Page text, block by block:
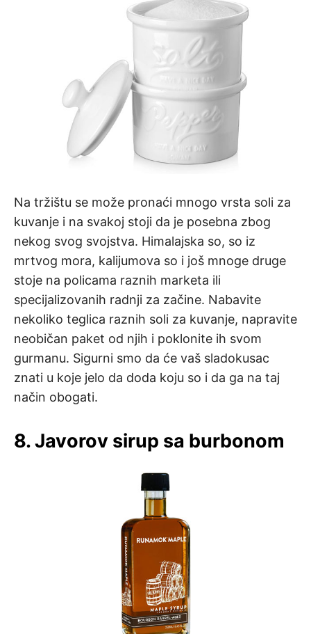
Na tržištu se može pronaći mnogo vrsta soli za
kuvanje i na svakoj stoji da je posebna zbog
nekog svog svojstva. Himalajska so, so iz
mrtvog mora, kalijumova so i još mnoge druge
stoje na policama raznih marketa ili
specijalizovanih radnji za začine. Nabavite
nekoliko teglica raznih soli za kuvanje, napravite
neobičan paket od njih i poklonite ih svom
gurmanu. Sigurni smo da će vaš sladokusac
znati u koje jelo da doda koju so i da ga na taj
način obogati.
8. Javorov sirup sa burbonom